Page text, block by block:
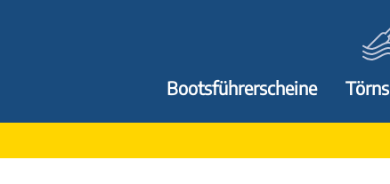
Bootsführerscheine Törns